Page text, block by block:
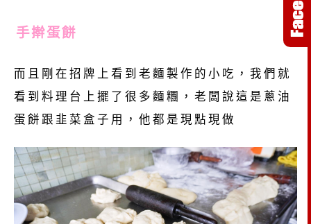
手擀蛋餅
而且剛在招牌上看到老麵製作的小吃，我們就
看到料理台上擺了很多麵糰，老闆說這是蔥油
蛋餅跟韭菜盒子用，他都是現點現做